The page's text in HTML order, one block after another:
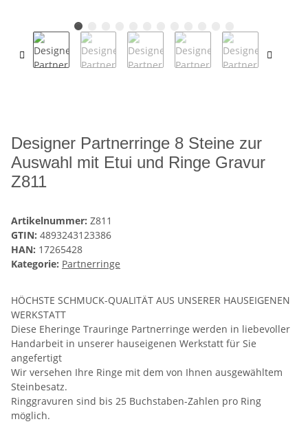
Designer Partnerringe 8 Steine zur
Auswahl mit Etui und Ringe Gravur
Z811
Artikelnummer: Z811
GTIN: 4893243123386
HAN: 17265428
Kategorie: Partnerringe
HÖCHSTE SCHMUCK-QUALITÄT AUS UNSERER HAUSEIGENEN
WERKSTATT
Diese Eheringe Trauringe Partnerringe werden in liebevoller
Handarbeit in unserer hauseigenen Werkstatt für Sie
angefertigt
Wir versehen Ihre Ringe mit dem von Ihnen ausgewähltem
Steinbesatz.
Ringgravuren sind bis 25 Buchstaben-Zahlen pro Ring
möglich.